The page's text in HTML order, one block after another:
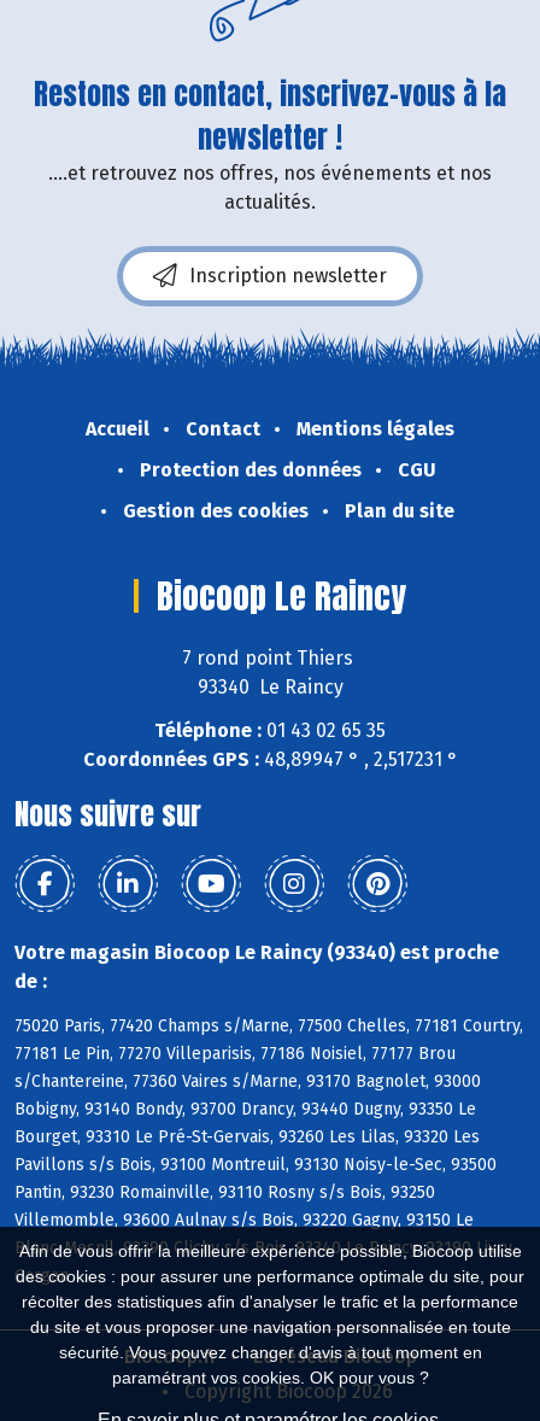
Afin de vous offrir la meilleure expérience possible, Biocoop utilise
des cookies : pour assurer une performance optimale du site, pour
récolter des statistiques afin d'analyser le trafic et la performance
du site et vous proposer une navigation personnalisée en toute
sécurité. Vous pouvez changer d'avis à tout moment en
paramétrant vos cookies. OK pour vous ?
Restons en contact, inscrivez-vous à la
newsletter !
....et retrouvez nos offres, nos événements et nos
actualités.
Inscription newsletter
Accueil Contact
Mentions légales
Protection des données
CGU
Gestion des cookies
Plan du site
Biocoop Le Raincy
7 rond point Thiers
93340 Le Raincy
Téléphone : 01 43 02 65 35
Coordonnées GPS :48,89947 ° , 2,517231 °
Nous suivre sur
Votre magasin Biocoop Le Raincy (93340) est proche
de :
75020 Paris, 77420 Champs s/Marne, 77500 Chelles, 77181 Courtry,
77181 Le Pin, 77270 Villeparisis, 77186 Noisiel, 77177 Brou
s/Chantereine, 77360 Vaires s/Marne, 93170 Bagnolet, 93000
Bobigny, 93140 Bondy, 93700 Drancy, 93440 Dugny, 93350 Le
Bourget, 93310 Le Pré-St-Gervais, 93260 Les Lilas, 93320 Les
Pavillons s/s Bois, 93100 Montreuil, 93130 Noisy-le-Sec, 93500
Pantin, 93230 Romainville, 93110 Rosny s/s Bois, 93250
Villemomble, 93600 Aulnay s/s Bois, 93220 Gagny, 93150 Le
Blanc-Mesnil, 93390 Clichy s/s Bois, 93340 Le Raincy, 93190 Livry-
Gargan
Biocoop.fr
Le réseau Biocoop
Copyright Biocoop 2026